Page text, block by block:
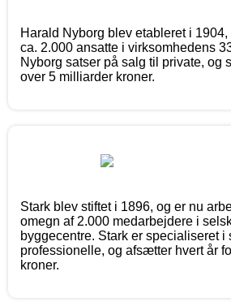
Harald Nyborg blev etableret i
ca. 2.000 ansatte i virksomhedens
Nyborg satser på salg til private, og
over 5 milliarder kroner.
Stark blev stiftet i 1896, og er nu
omegn af 2.000 medarbejdere i
byggecentre. Stark er specialiseret i
professionelle, og afsætter hvert år
kroner.